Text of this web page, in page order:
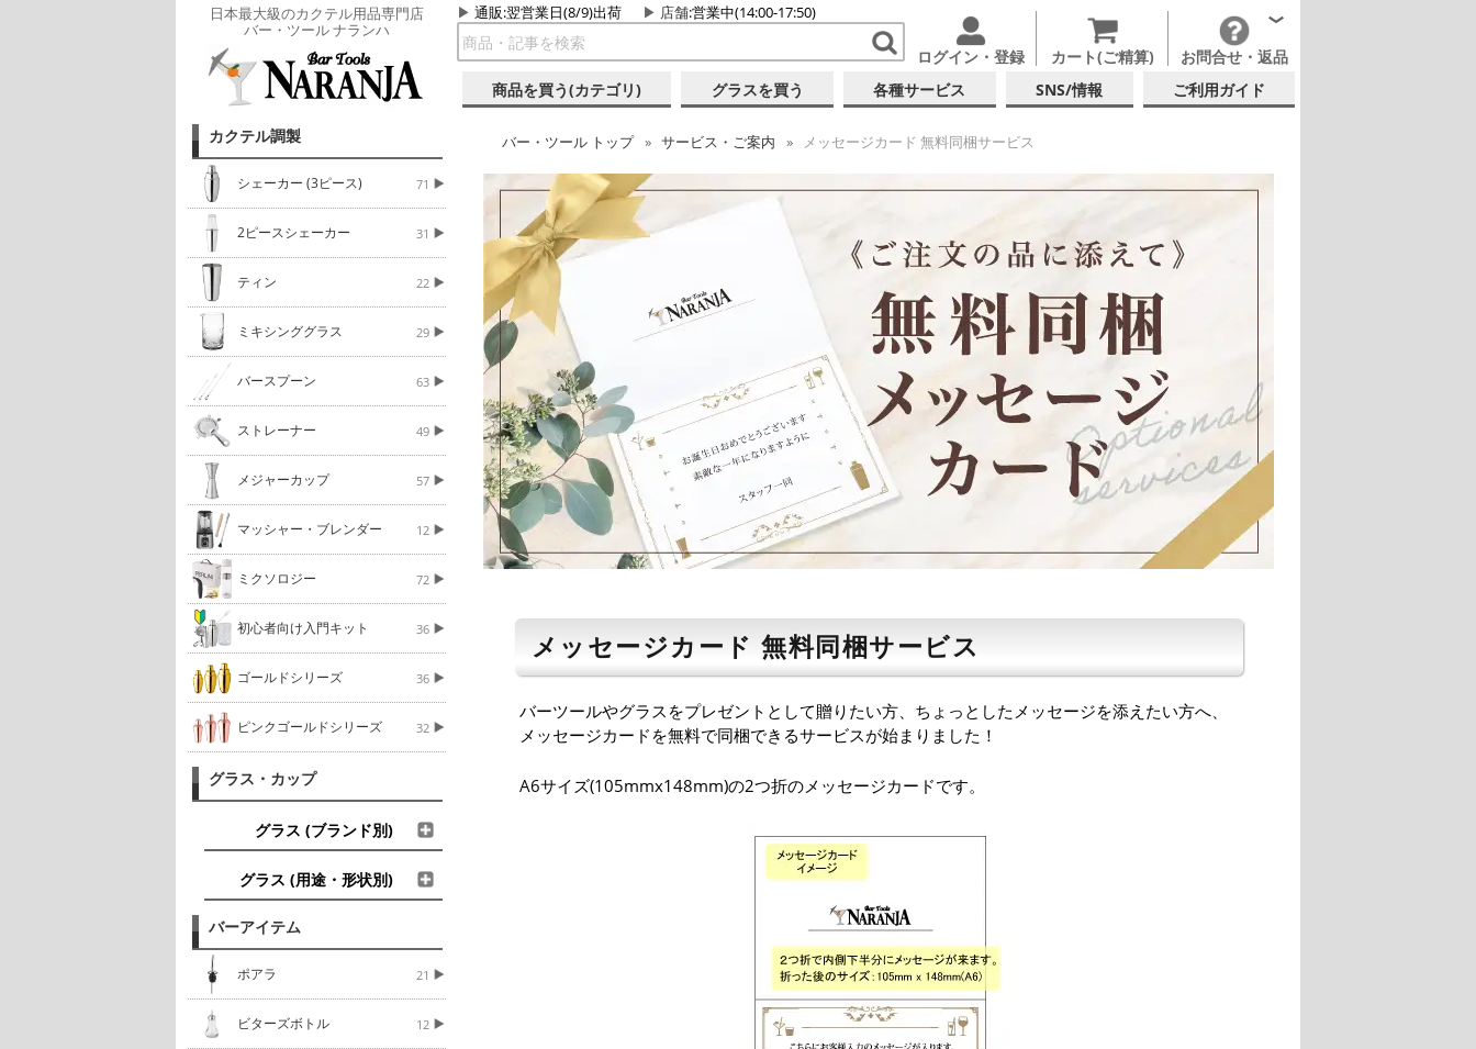
日本最大級のカクテル用品専門店
バー・ツール ナランハ
通販:翌営業日(8/9)出荷 店舗:営業中(14:00-17:50)
ログイン・登録 カート(ご精算) お問合せ・返品
商品を買う(カテゴリ) グラスを買う 各種サービス SNS/情報 ご利用ガイド
カクテル調製
シェーカー (3ピース) 71
2ピースシェーカー 31
ティン 22
ミキシンググラス 29
バースプーン 63
ストレーナー 49
メジャーカップ 57
マッシャー・ブレンダー 12
ミクソロジー 72
初心者向け入門キット 36
ゴールドシリーズ 36
ピンクゴールドシリーズ 32
グラス・カップ
グラス (ブランド別)
グラス (用途・形状別)
バーアイテム
ポアラ 21
ビターズボトル 12
バー・ツールトップ サービス・ご案内 メッセージカード 無料同梱サービス
メッセージカード 無料同梱サービス
バーツールやグラスをプレゼントとして贈りたい方、ちょっとしたメッセージを添えたい方へ、
メッセージカードを無料で同梱できるサービスが始まりました！
A6サイズ(105mmx148mm)の2つ折のメッセージカードです。